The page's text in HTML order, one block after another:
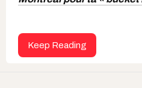
Keep Reading